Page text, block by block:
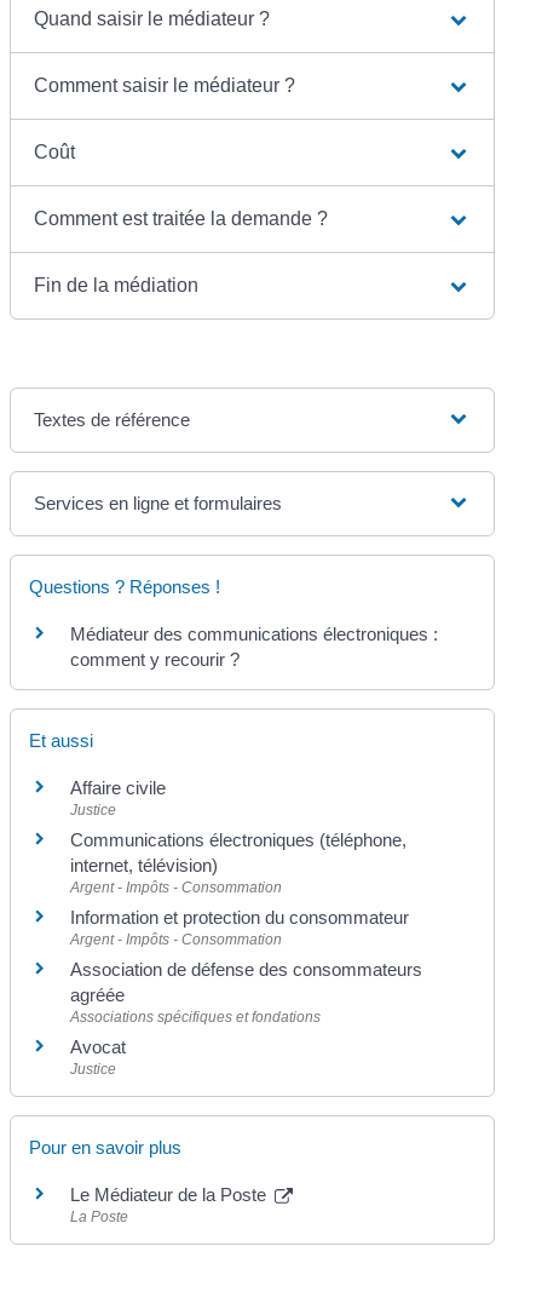
Quand saisir le médiateur ?
Comment saisir le médiateur ?
Coût
Comment est traitée la demande ?
Fin de la médiation
Textes de référence
Services en ligne et formulaires
Questions ? Réponses !
Médiateur des communications électroniques :
comment y recourir ?
Et aussi
Affaire civile
Justice
Communications électroniques (téléphone,
internet, télévision)
Argent - Impôts - Consommation
Information et protection du consommateur
Argent - Impôts - Consommation
Association de défense des consommateurs
agréée
Associations spécifiques et fondations
Avocat
Justice
Pour en savoir plus
Le Médiateur de la Poste
La Poste